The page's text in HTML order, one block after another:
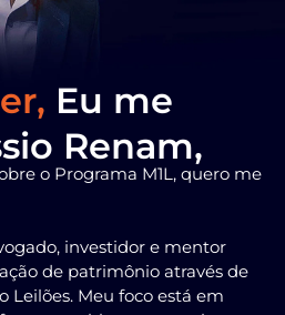
Eu me
Renam,
o Programa M1L, quero me
investidor e mentor
de patrimônio através de
Leilões. Meu foco está em